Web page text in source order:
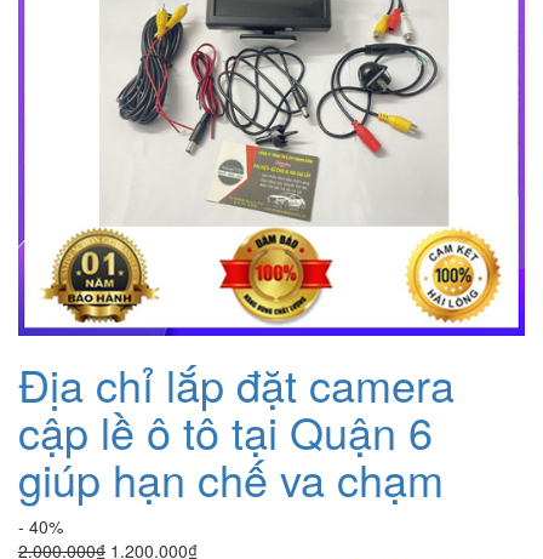
Địa chỉ lắp đặt camera
cập lề ô tô tại Quận 6
giúp hạn chế va chạm
- 40%
2.000.000₫ Giá
1.200.000₫Giá